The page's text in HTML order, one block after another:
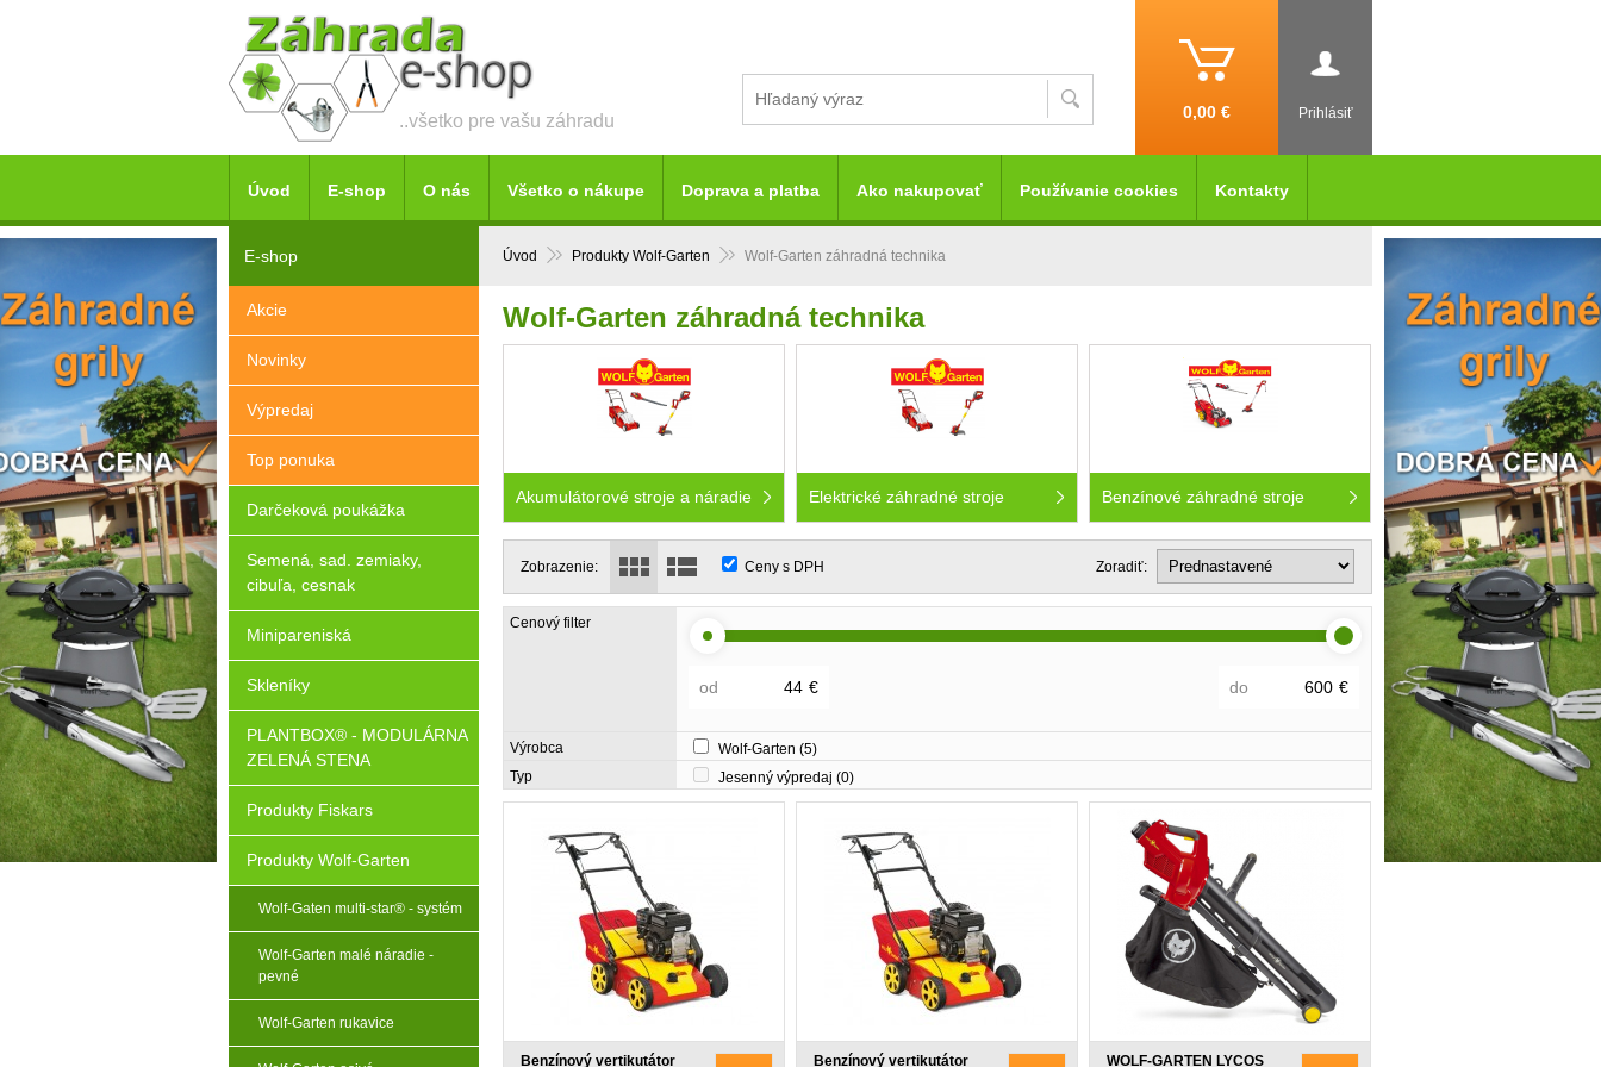
..všetko pre vašu záhradu Prihlásiť
0,00 €
Úvod Produkty Wolf-Garten Wolf-Garten záhradná technika
Wolf-Garten záhradná technika
Akumulátorové stroje a náradie Elektrické záhradné stroje Benzínové záhradné stroje
Zobrazenie: Ceny s DPH Zoradiť:
Cenový filter
od € do €
Výrobca Wolf-Garten (5)
Typ
Jesenný výpredaj (0)
Benzínový vertikutátor
Benzínový vertikutátor
WOLF-GARTEN LYCOS
E-shop
Akcie
Novinky
Výpredaj
Top ponuka
Darčeková poukážka
Semená, sad. zemiaky,
cibuľa, cesnak
Minipareniská
Skleníky
PLANTBOX® - MODULÁRNA
ZELENÁ STENA
Produkty Fiskars
Produkty Wolf-Garten
Wolf-Gaten multi-star® - systém
Wolf-Garten malé náradie -
pevné
Wolf-Garten rukavice
Úvod E-shop O nás Všetko o nákupe Doprava a platba Ako nakupovať Používanie cookies Kontakty